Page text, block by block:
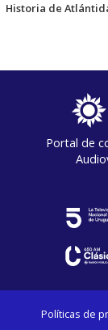
Historia de
Portal de
Políticas de